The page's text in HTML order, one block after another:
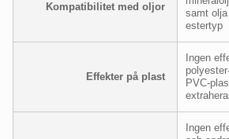
Kompatibilitet med oljor
samt
estertyp
Effekter på plast
Ingen
PVC-
Ingen